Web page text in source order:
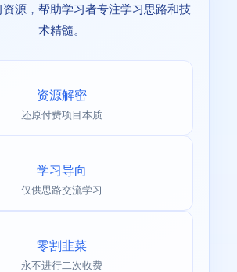
源，帮助学习者专注学习思路和技
术精髓。
资源解密
还原付费项目本质
学习导向
仅供思路交流学习
零割韭菜
永不进行二次收费